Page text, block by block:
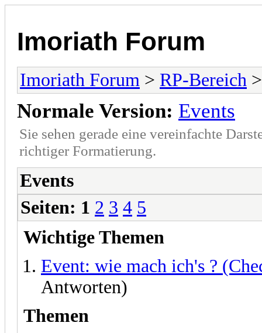
Imoriath Forum
Imoriath Forum > RP-Bereich
Normale Version: Events
Sie sehen gerade eine vereinfachte
richtiger Formatierung.
Events
Seiten: 1 2 3 4 5
Wichtige Themen
Event: wie mach ich's ?
Antworten)
Themen